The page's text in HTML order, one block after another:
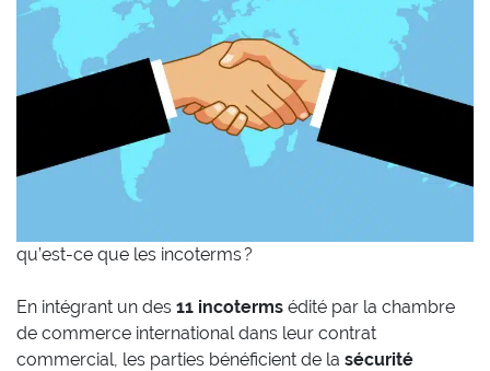
qu’est-ce que les incoterms ?
En intégrant un des 11 incoterms édité par la chambre
de commerce international dans leur contrat
commercial, les parties bénéficient de la sécurité